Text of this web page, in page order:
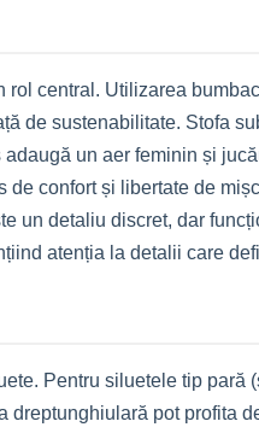
central. Utilizarea
de sustenabilitate. Stofa
un aer feminin și
confort și libertate de
un detaliu discret, dar
atenția la detalii care
Pentru siluetele tip pară
pot profita